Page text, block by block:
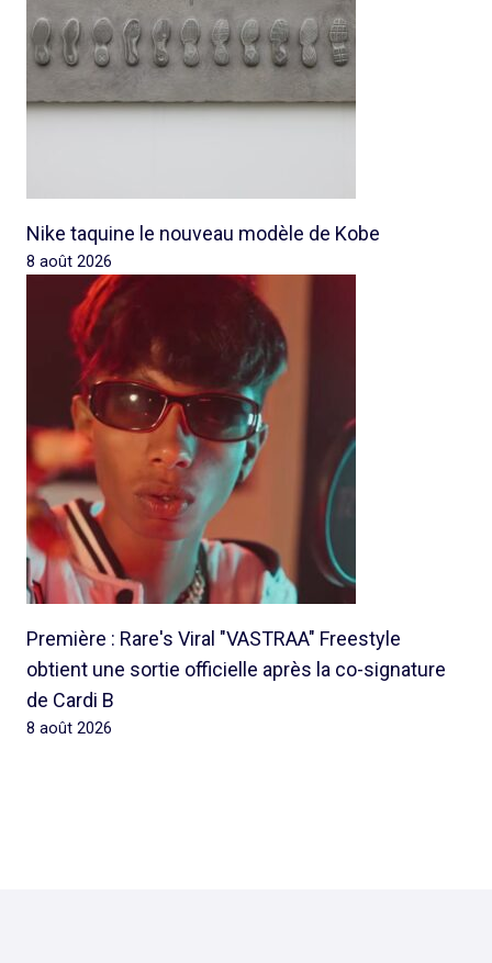
Nike taquine le nouveau modèle de Kobe
8 août 2026
Première : Rare's Viral "VASTRAA" Freestyle
obtient une sortie officielle après la co-signature
de Cardi B
8 août 2026